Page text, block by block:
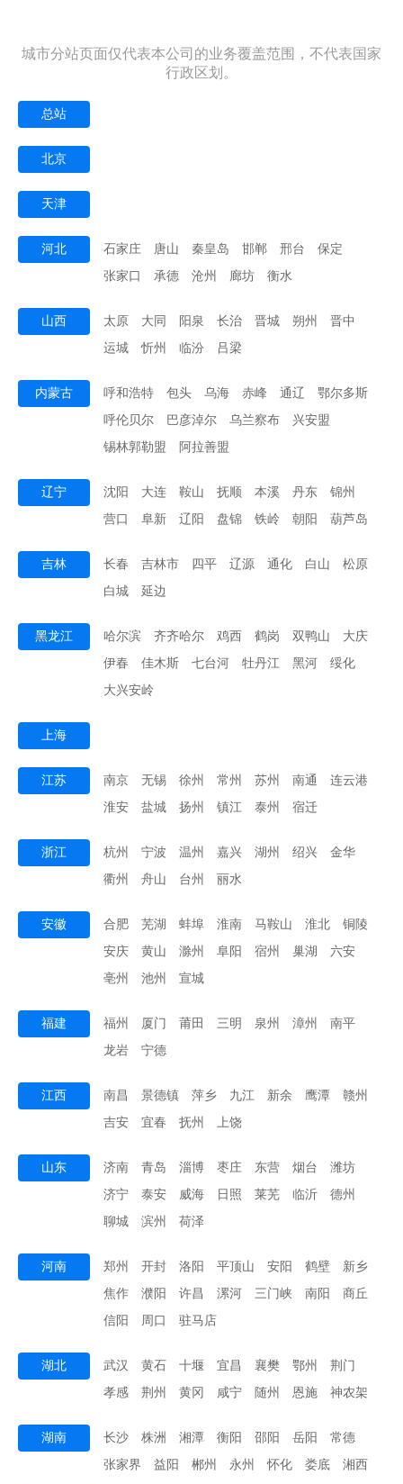
城市分站页面仅代表本公司的业务覆盖范围，不代表国家
行政区划。
总站
北京
天津
河北 石家庄 唐山 秦皇岛 邯郸 邢台
保定
张家口
承德 沧州 廊坊 衡水
山西 太原 大同 阳泉 长治 晋城 朔州
晋中
运城
忻州 临汾 吕梁
内蒙古 呼和浩特 包头 乌海 赤峰 通辽
鄂尔多斯
呼伦贝尔
巴彦淖尔 乌兰察布
兴安盟
锡林郭勒盟
阿拉善盟
辽宁 沈阳 大连 鞍山 抚顺 本溪 丹东
锦州
营口
阜新 辽阳 盘锦 铁岭 朝阳 葫芦岛
吉林 长春 吉林市 四平 辽源 通化 白山
松原
白城
延边
黑龙江 哈尔滨 齐齐哈尔 鸡西 鹤岗 双鸭山
大庆
伊春
佳木斯 七台河 牡丹江 黑河
绥化
大兴安岭
上海
江苏 南京 无锡 徐州 常州 苏州 南通
连云港
淮安
盐城 扬州 镇江 泰州 宿迁
浙江 杭州 宁波 温州 嘉兴 湖州 绍兴
金华
衢州
舟山 台州 丽水
安徽 合肥 芜湖 蚌埠 淮南 马鞍山 淮北
铜陵
安庆
黄山 滁州 阜阳 宿州 巢湖
六安
亳州
池州 宣城
福建 福州 厦门 莆田 三明 泉州 漳州
南平
龙岩
宁德
江西 南昌 景德镇 萍乡 九江 新余 鹰潭
赣州
吉安
宜春 抚州 上饶
山东 济南 青岛 淄博 枣庄 东营 烟台
潍坊
济宁
泰安 威海 日照 莱芜 临沂
德州
聊城
滨州 荷泽
河南 郑州 开封 洛阳 平顶山 安阳 鹤壁
新乡
焦作
濮阳 许昌 漯河 三门峡 南阳
商丘
信阳
周口 驻马店
湖北 武汉 黄石 十堰 宜昌 襄樊 鄂州
荆门
孝感
荆州 黄冈 咸宁 随州 恩施 神农架
湖南 长沙 株洲 湘潭 衡阳 邵阳 岳阳
常德
张家界
益阳 郴州 永州 怀化 娄底 湘西